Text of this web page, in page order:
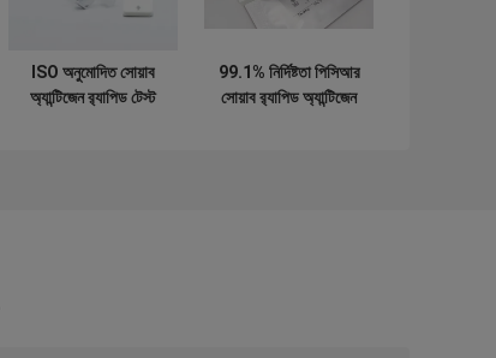
ISO অনুমোদিত সোয়াব
অ্যান্টিজেন র‌্যাপিড টেস্ট
99.1% নির্দিষ্টতা পিসিআর
সোয়াব র‌্যাপিড অ্যান্টিজেন